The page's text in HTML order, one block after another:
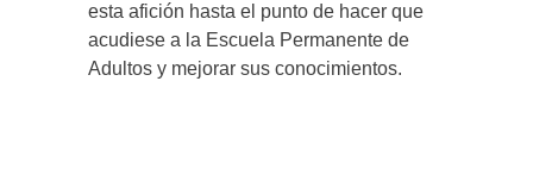
esta afición hasta el punto de hacer que
acudiese a la Escuela Permanente de
Adultos y mejorar sus conocimientos.